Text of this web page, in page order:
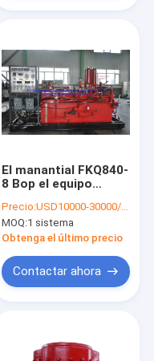
El manantial FKQ840-
8 Bop el equipo
del control bien
Precio:USD10000-30000/set
MOQ:1 sistema
Obtenga el último precio
Contactar ahora